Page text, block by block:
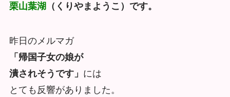
栗山葉湖 （くりやまようこ）です。
昨日のメルマガ
「帰国子女の娘が
潰されそうです」 には
とても反響がありました。